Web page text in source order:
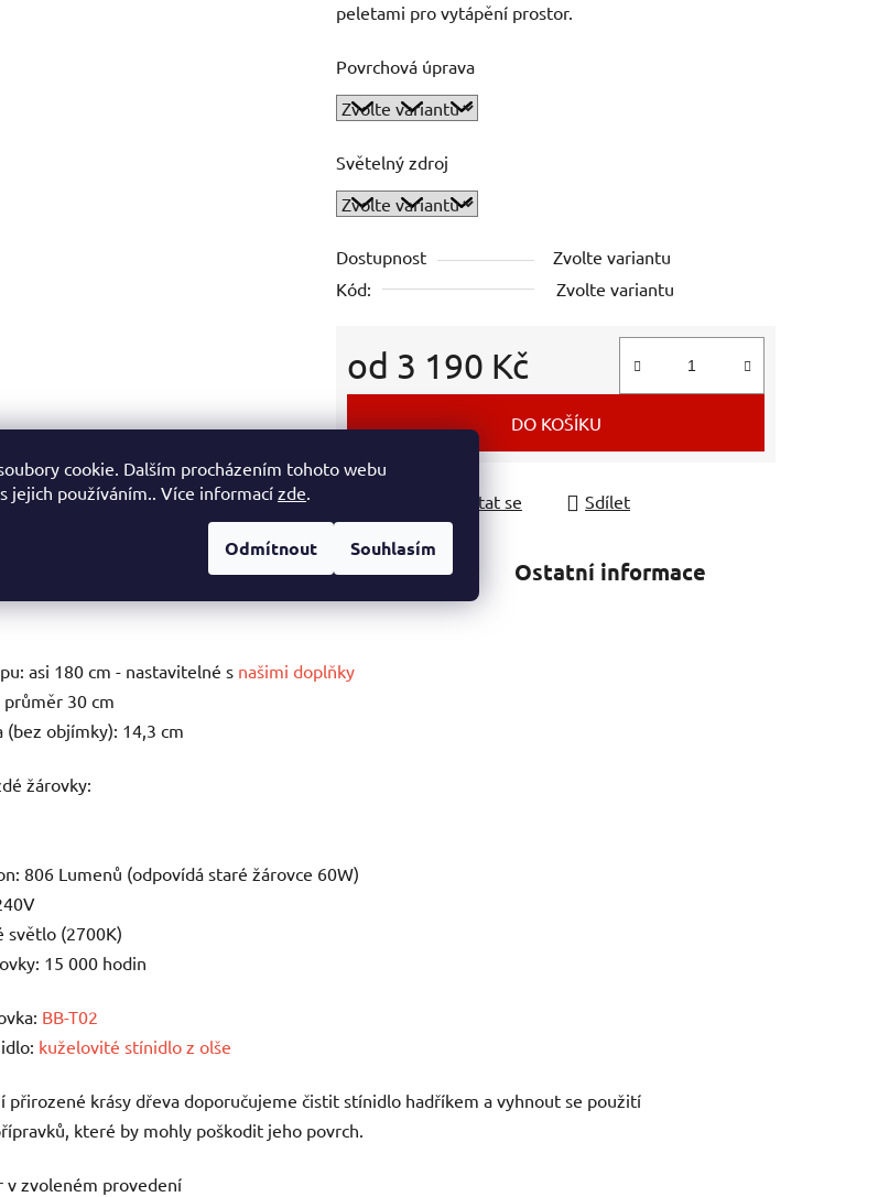
cookie. Dalším procházením tohoto webu
jejich používáním.. Více informacízde
Odmítnout Souhlasím
peletami pro vytápění prostor.
Povrchová úprava
Světelný zdroj
Dostupnost
Zvolte variantu
Kód:
Zvolte variantu
od 3 190 Kč
Měrná cena:
DO KOŠÍKU
Zeptat se Sdílet
Parametry Hodnocení Ostatní informace
asi 180 cm - nastavitelné s našimi doplňky
30 cm
(bez objímky): 14,3 cm
žárovky:
806 Lumenů (odpovídá staré žárovce 60W)
světlo (2700K)
15 000 hodin
BB-T02
kuželovité stínidlo z olše
přirozené krásy dřeva doporučujeme čistit stínidlo hadříkem a vyhnout se použití
které by mohly poškodit jeho povrch.
v zvoleném provedení